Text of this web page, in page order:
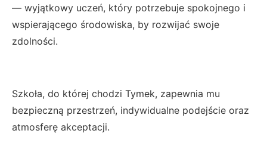
— wyjątkowy uczeń, który potrzebuje spokojnego i
wspierającego środowiska, by rozwijać swoje
zdolności.
Szkoła, do której chodzi Tymek, zapewnia mu
bezpieczną przestrzeń, indywidualne podejście oraz
atmosferę akceptacji.